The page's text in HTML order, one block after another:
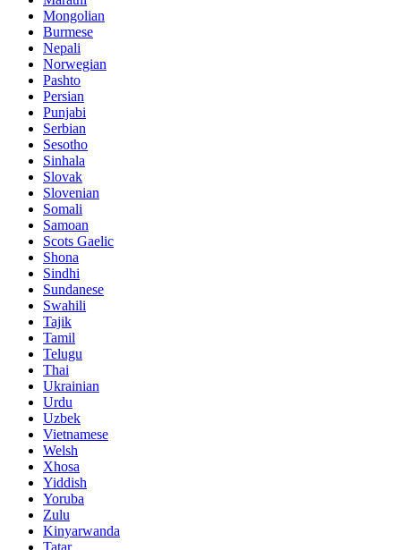
Mongolian
Burmese
Nepali
Norwegian
Pashto
Persian
Punjabi
Serbian
Sesotho
Sinhala
Slovak
Slovenian
Somali
Samoan
Scots Gaelic
Shona
Sindhi
Sundanese
Swahili
Tajik
Tamil
Telugu
Thai
Ukrainian
Urdu
Uzbek
Vietnamese
Welsh
Xhosa
Yiddish
Yoruba
Zulu
Kinyarwanda
Tatar